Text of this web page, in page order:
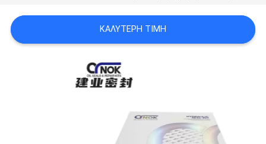
ΖΗΤΉΣΤΕ
ΈΝΑ
ΑΠΌΣΠΑΣΜΑ
ΚΑΛΎΤΕΡΗ ΤΙΜΉ